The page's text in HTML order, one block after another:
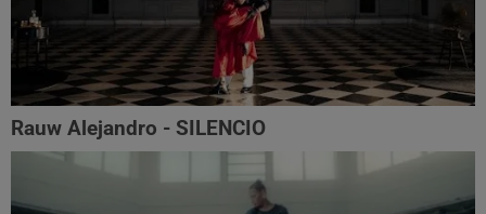
Rauw Alejandro - SILENCIO